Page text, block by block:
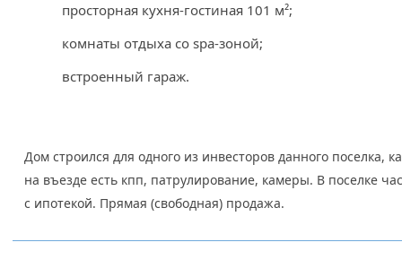
просторная кухня-гостиная 101 м²;
комнаты отдыха со spa-зоной;
встроенный гараж.
Дом строился для одного из инвесторов данного поселка,
на въезде есть кпп, патрулирование, камеры. В поселке
с ипотекой. Прямая (свободная) продажа.